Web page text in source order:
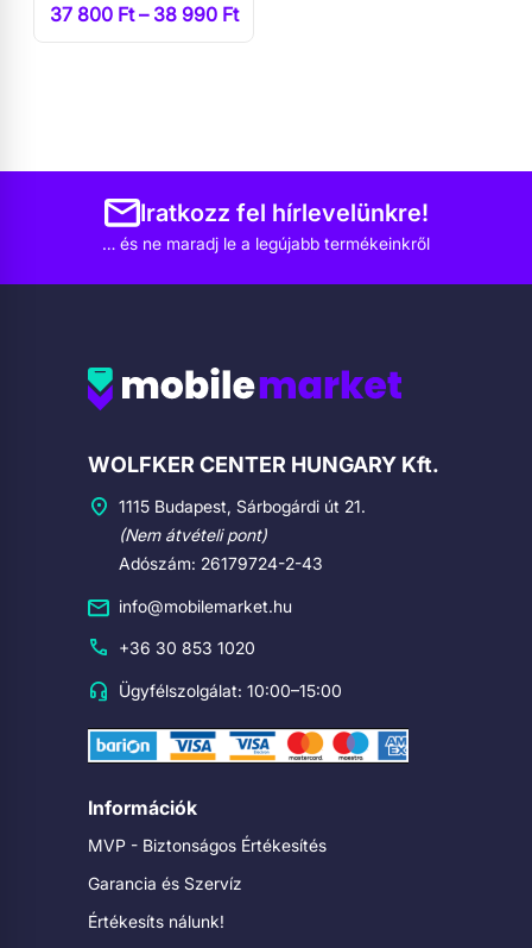
37 800 Ft – 38 990 Ft
Iratkozz fel hírlevelünkre!
… és ne maradj le a legújabb termékeinkről
Cégadatok
WOLFKER CENTER HUNGARY Kft.
1115 Budapest, Sárbogárdi út 21.
(Nem átvételi pont)
Adószám: 26179724-2-43
info@mobilemarket.hu
+36 30 853 1020
Ügyfélszolgálat: 10:00–15:00
Információk
MVP - Biztonságos Értékesítés
Garancia és Szervíz
Értékesíts nálunk!